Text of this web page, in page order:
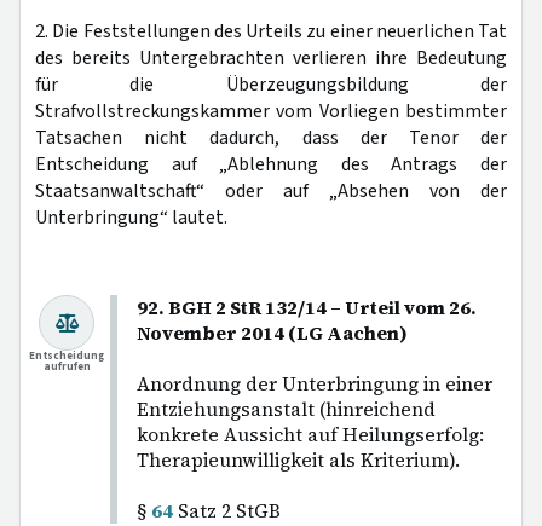
2. Die Feststellungen des Urteils zu einer neuerlichen Tat
des bereits Untergebrachten verlieren ihre Bedeutung
für die Überzeugungsbildung der
Strafvollstreckungskammer vom Vorliegen bestimmter
Tatsachen nicht dadurch, dass der Tenor der
Entscheidung auf „Ablehnung des Antrags der
Staatsanwaltschaft“ oder auf „Absehen von der
Unterbringung“ lautet.
92. BGH 2 StR 132/14 – Urteil vom 26.
November 2014 (LG Aachen)
Anordnung der Unterbringung in einer
Entziehungsanstalt (hinreichend
konkrete Aussicht auf Heilungserfolg:
Therapieunwilligkeit als Kriterium).
§ 64 Satz 2 StGB
Entscheidung
aufrufen